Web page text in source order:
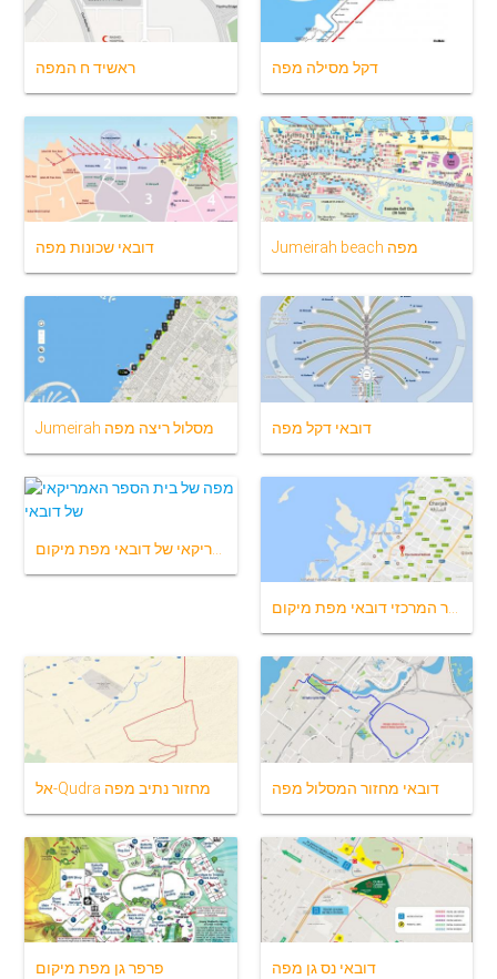
ראשיד ח המפה דקל מסילה מפה
דובאי שכונות מפה Jumeirah beach מפה
Jumeirah מסלול ריצה מפה דובאי דקל מפה
הספר המרכזי דובאי מפת מיקום
אל-Qudra מחזור נתיב מפה דובאי מחזור המסלול מפה
פרפר גן מפת מיקום דובאי נס גן מפה